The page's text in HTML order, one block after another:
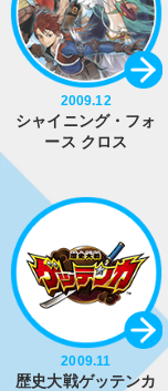
2009.12
シャイニング・フォ
ース クロス
2009.11
歴史大戦ゲッテンカ